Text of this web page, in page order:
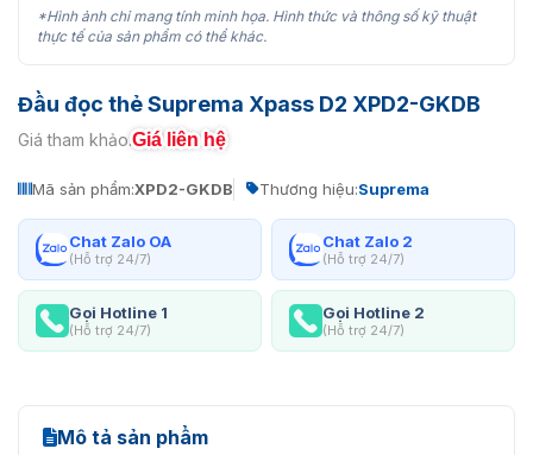
*Hình ảnh chỉ mang tính minh họa. Hình thức và thông số kỹ thuật
thực tế của sản phẩm có thể khác.
Đầu đọc thẻ Suprema Xpass D2 XPD2-GKDB
Giá tham khảo:Giá liên hệ
Mã sản phẩm:XPD2-GKDB Thương hiệu:Suprema
Chat Zalo OA
(Hỗ trợ 24/7)
Chat Zalo 2
(Hỗ trợ 24/7)
Gọi Hotline 1
(Hỗ trợ 24/7)
Gọi Hotline 2
(Hỗ trợ 24/7)
Mô tả sản phẩm